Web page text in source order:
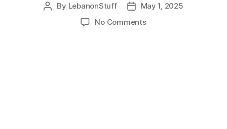
Post
By LebanonStuff
PostMay 1, 2025
No Commentson